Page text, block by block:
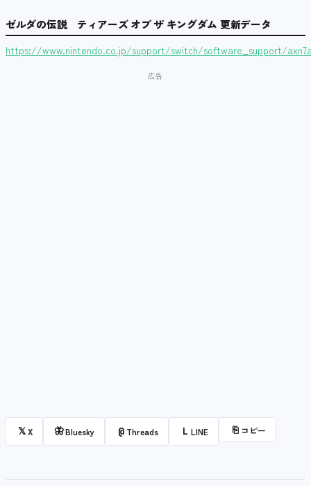
ゼルダの伝説 ティアーズ オブ ザ キングダム 更新データ
https://www.nintendo.co.jp/support/switch/software_support/
𝕏X 🦋Bluesky @ Threads L LINE ⎘ コピー